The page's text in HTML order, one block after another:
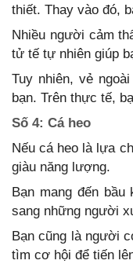
thiết. Thay vào đó,
Nhiều người cảm
tử tế tự nhiên giúp
Tuy nhiên, vẻ
bạn. Trên thực tế,
Số 4: Cá heo
Nếu cá heo là lựa
giàu năng lượng.
Bạn mang đến
sang những người
Bạn cũng là người
tìm cơ hội để tiến